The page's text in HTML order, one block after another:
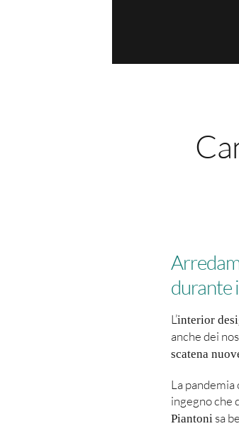
durante
L’interior
anche dei
scatena
La
ingegno che
Piantoni sa